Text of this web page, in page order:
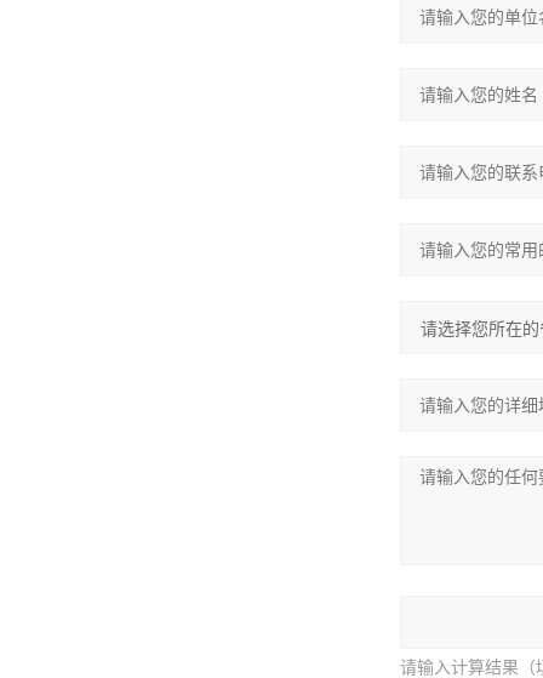
请输入计算结果（